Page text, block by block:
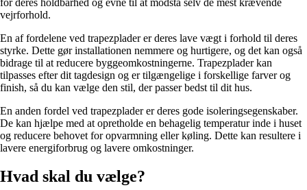
vejrforhold.
En af fordelene ved trapezplader er deres lave vægt i forhold til deres
styrke. Dette gør installationen nemmere og hurtigere, og det kan også
bidrage til at reducere byggeomkostningerne. Trapezplader kan
tilpasses efter dit tagdesign og er tilgængelige i forskellige farver og
finish, så du kan vælge den stil, der passer bedst til dit hus.
En anden fordel ved trapezplader er deres gode isoleringsegenskaber.
De kan hjælpe med at opretholde en behagelig temperatur inde i huset
og reducere behovet for opvarmning eller køling. Dette kan resultere i
lavere energiforbrug og lavere omkostninger.
Hvad skal du vælge?